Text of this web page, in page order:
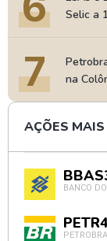
Selic a
7
na
AÇÕES
BANCO